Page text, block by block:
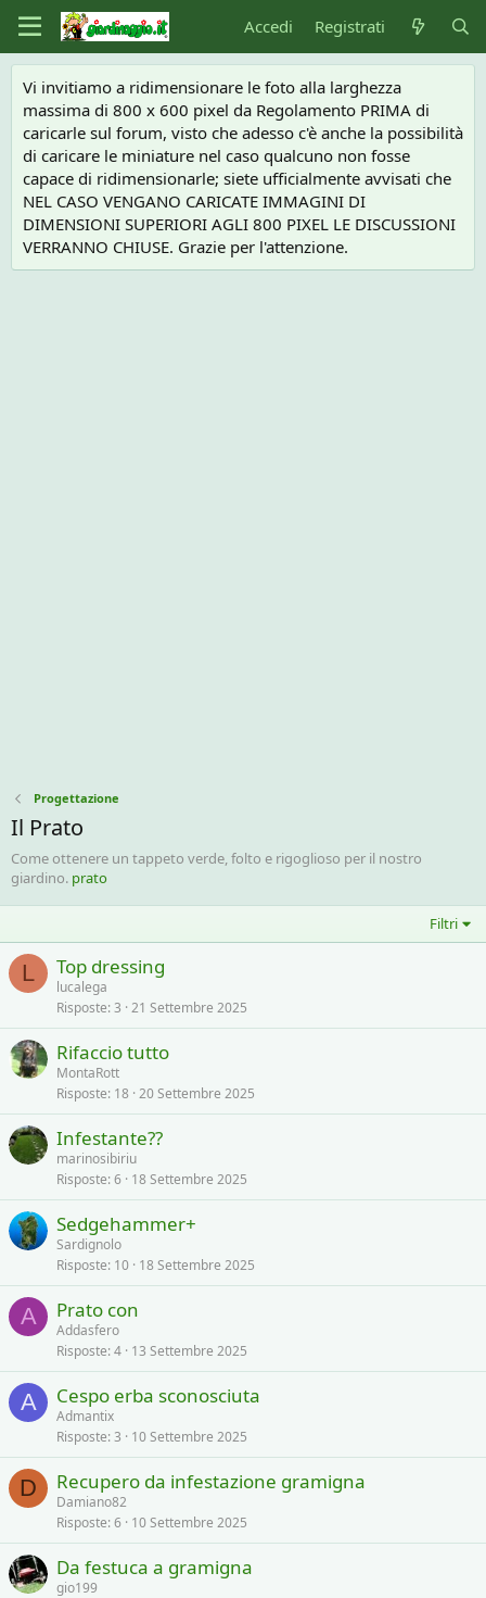
Accedi Registrati
Vi invitiamo a ridimensionare le foto alla larghezza
massima di 800 x 600 pixel da Regolamento PRIMA di
caricarle sul forum, visto che adesso c'è anche la possibilità
di caricare le miniature nel caso qualcuno non fosse
capace di ridimensionarle; siete ufficialmente avvisati che
NEL CASO VENGANO CARICATE IMMAGINI DI
DIMENSIONI SUPERIORI AGLI 800 PIXEL LE DISCUSSIONI
VERRANNO CHIUSE. Grazie per l'attenzione.
Progettazione
Il Prato
Come ottenere un tappeto verde, folto e rigoglioso per il nostro
giardino. prato
Filtri
L Top dressing
lucalega
Risposte 3 21 Settembre 2025
Rifaccio tutto
MontaRott
Risposte 18 20 Settembre 2025
Infestante??
marinosibiriu
Risposte 6 18 Settembre 2025
Sedgehammer+
Sardignolo
Risposte 10 18 Settembre 2025
A Prato con
Addasfero
Risposte 4 13 Settembre 2025
A Cespo erba sconosciuta
Admantix
Risposte 3 10 Settembre 2025
D Recupero da infestazione gramigna
Damiano82
Risposte 6 10 Settembre 2025
Da festuca a gramigna
gio199